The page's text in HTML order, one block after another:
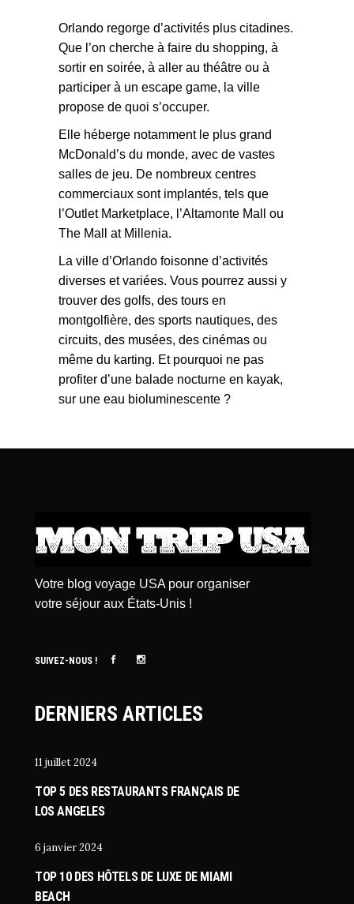
Orlando regorge d’activités plus citadines.
Que l’on cherche à faire du shopping, à
sortir en soirée, à aller au théâtre ou à
participer à un escape game, la ville
propose de quoi s’occuper.
Elle héberge notamment le plus grand
McDonald’s du monde, avec de vastes
salles de jeu. De nombreux centres
commerciaux sont implantés, tels que
l’Outlet Marketplace, l’Altamonte Mall ou
The Mall at Millenia.
La ville d’Orlando foisonne d’activités
diverses et variées. Vous pourrez aussi y
trouver des golfs, des tours en
montgolfière, des sports nautiques, des
circuits, des musées, des cinémas ou
même du karting. Et pourquoi ne pas
profiter d’une balade nocturne en kayak,
sur une eau bioluminescente ?
Votre blog voyage USA pour organiser
votre séjour aux États-Unis !
SUIVEZ-NOUS !
DERNIERS ARTICLES
11 juillet 2024
TOP 5 DES RESTAURANTS FRANÇAIS DE
LOS ANGELES
6 janvier 2024
TOP 10 DES HÔTELS DE LUXE DE MIAMI
BEACH